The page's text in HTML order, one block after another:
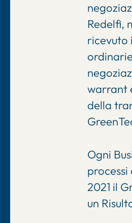
Redelfi,
ricevuto
warrant
della
Ogni
processi
2021 il
un